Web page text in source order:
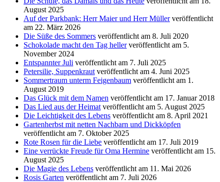
August 2025
Auf der Parkbank: Herr Maier und Herr Müller veröffentlicht
am 22. März 2026
Die Süße des Sommers veröffentlicht am 8. Juli 2020
Schokolade macht den Tag heller veröffentlicht am 5.
November 2024
Entspannter Juli veröffentlicht am 7. Juli 2025
Petersilie, Suppenkraut veröffentlicht am 4. Juni 2025
Sommertraum unterm Feigenbaum veröffentlicht am 1.
August 2019
Das Glück mit dem Namen veröffentlicht am 17. Januar 2018
Das Lied aus der Heimat veröffentlicht am 5. August 2025
Die Leichtigkeit des Lebens veröffentlicht am 8. April 2021
Gartenherbst mit netten Nachbarn und Dickköpfen
veröffentlicht am 7. Oktober 2025
Rote Rosen für die Liebe veröffentlicht am 17. Juli 2019
Eine verrückte Freude für Oma Hermine veröffentlicht am 15.
August 2025
Die Magie des Lebens veröffentlicht am 11. Mai 2026
Rosis Garten veröffentlicht am 7. Juli 2026